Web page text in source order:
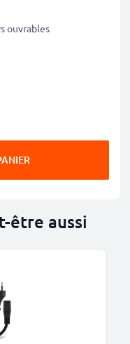
ouvrables
être aussi